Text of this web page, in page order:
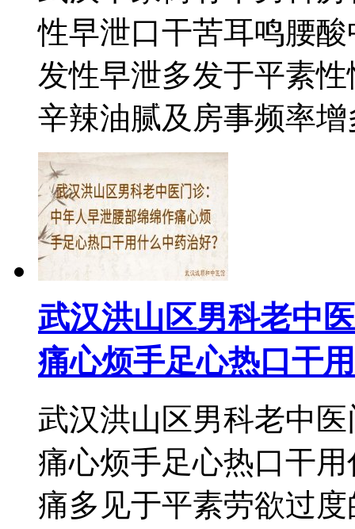
性早泄口干苦耳鸣腰
发性早泄多发于平素
辛辣油腻及房事频率增
武汉洪山区男科老中
痛心烦手足心热口干用
武汉洪山区男科老中
痛心烦手足心热口干
痛多见于平素劳欲过